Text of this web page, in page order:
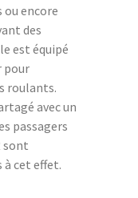
ou encore
des
est équipé
pour
roulants.
avec un
passagers
sont
cet effet.